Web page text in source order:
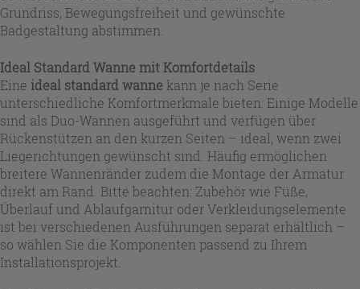
Grundriss, Bewegungsfreiheit und gewünschte
Badgestaltung abstimmen.
Ideal Standard Wanne mit Komfortdetails
Eine ideal standard wanne kann je nach Serie
unterschiedliche Komfortmerkmale bieten: Einige Modelle
sind als Duo-Wannen ausgeführt und verfügen über
Rückenstützen an den kurzen Seiten – ideal, wenn zwei
Liegerichtungen gewünscht sind. Häufig ermöglichen
breitere Wannenränder zudem die Montage der Armatur
direkt am Rand. Bitte beachten: Zubehör wie Füße,
Überlauf und Ablaufgarnitur oder Verkleidungselemente
ist bei verschiedenen Ausführungen separat erhältlich –
so wählen Sie die Komponenten passend zu Ihrem
Installationsprojekt.